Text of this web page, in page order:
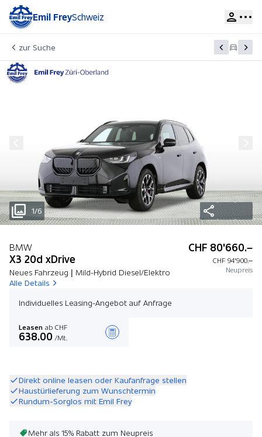
Emil FreySchweiz
zur Suche
1/6
BMW
X3 20d xDrive
Neues Fahrzeug | Mild-Hybrid Diesel/Elektro
Alle Details
CHF 80'660.–
CHF 94'900.–
Neupreis
Individuelles Leasing-Angebot auf Anfrage
Leasen ab CHF
638.00 /Mt.
Direkt online leasen oder Kaufanfrage stellen
Haustürlieferung zum Wunschtermin
Rundum-Sorglos mit Emil Frey
Mehr als 15% Rabatt zum Neupreis